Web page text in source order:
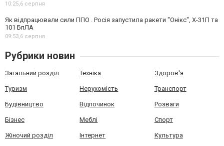
10:25,6 серпня
Як відпрацювали сили ППО . Росія запустила ракети "Онікс", Х-31П та
101 БпЛА
09:53,6 серпня
Рубрики новин
Загальний розділ Техніка Здоров'я
Туризм Нерухомість Транспорт
Будівництво Відпочинок Розваги
Бізнес Меблі Спорт
Жіночий розділ Інтернет Культура